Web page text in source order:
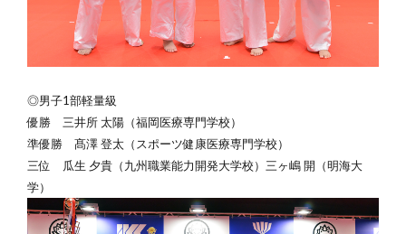
◎男子1部軽量級
優勝 三井所 太陽（福岡医療専門学校）
準優勝 髙澤 登太（スポーツ健康医療専門学校）
三位 瓜生 夕貴（九州職業能力開発大学校）三ヶ嶋 開（明海大
学）